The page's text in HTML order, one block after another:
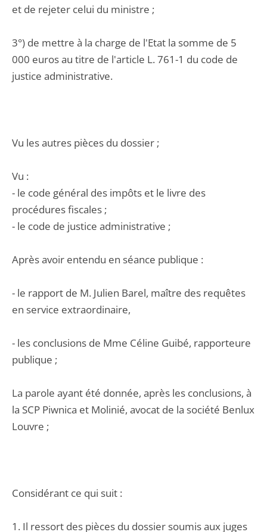
et de rejeter celui du ministre ;
3°) de mettre à la charge de l'Etat la somme de 5
000 euros au titre de l'article L. 761-1 du code de
justice administrative.
Vu les autres pièces du dossier ;
Vu :
- le code général des impôts et le livre des
procédures fiscales ;
- le code de justice administrative ;
Après avoir entendu en séance publique :
- le rapport de M. Julien Barel, maître des requêtes
en service extraordinaire,
- les conclusions de Mme Céline Guibé, rapporteure
publique ;
La parole ayant été donnée, après les conclusions, à
la SCP Piwnica et Molinié, avocat de la société Benlux
Louvre ;
Considérant ce qui suit :
1. Il ressort des pièces du dossier soumis aux juges